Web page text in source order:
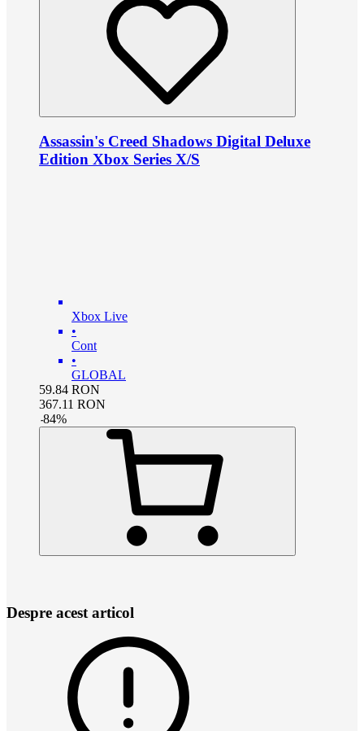
Assassin's Creed Shadows Digital Deluxe
Edition Xbox Series X/S
Xbox Live
•
Cont
•
GLOBAL
59.84 RON
367.11 RON
-84%
Despre acest articol